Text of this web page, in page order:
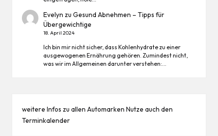
Evelyn zuGesund Abnehmen – Tipps für
Übergewichtige
18. April 2024
Ich bin mir nicht sicher, dass Kohlenhydrate zu einer
ausgewogenen Ernährung gehören. Zumindest nicht,
was wir im Allgemeinen darunter verstehen:…
weitere Infos zu allen Automarken Nutze auch den
Terminkalender